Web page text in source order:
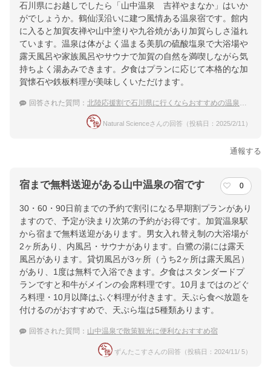
石川県にお越しでしたら「山中温泉 吉祥やまなか」はいか
がでしょうか。鶴仙渓沿いに建つ風情ある温泉宿です。館内
に入ると加賀友禅や山中塗りや九谷焼があり加賀らしさ溢れ
ています。温泉は体がよく温まる美肌の硫酸塩泉で大浴場や
露天風呂や家族風呂やサウナで加賀の自然を満喫しながら気
持ちよく湯あみできます。夕食はプランに応じて本格的な加
賀懐石や鉄板料理が美味しくいただけます。
回答された質問： 北陸応援割で石川県に行くならおすすめの温泉地と宿
Natural Scienceさんの回答（投稿日：2025/2/11）
通報する
宿まで無料送迎がある山中温泉の宿です 0
30・60・90日前までの予約で割引になる早期割プランがあり
ますので、予定が決まり次第の予約がお得です。加賀温泉駅
から宿まで無料送迎があります。男女入れ替え制の大浴場が
2ヶ所あり、内風呂・サウナがあります。白鷺の湯には露天
風呂があります。貸切風呂が3ヶ所（うち2ヶ所は露天風呂）
があり、1度は無料で入浴できます。夕食はスタンダードプ
ランですと和牛がメインの会席料理です。10月まではのどぐ
ろ料理・10月以降はふぐ料理が付きます。天ぷら食べ放題を
付けるのがおすすめで、天ぷら塩は5種類あります。
回答された質問： 山中温泉で散策観光に便利なおすすめ宿
ずんたこすさんの回答（投稿日：2024/11/ 5）